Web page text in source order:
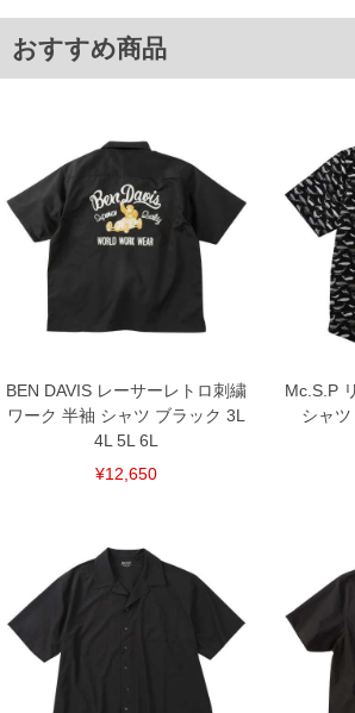
【UVケア】
■サイズ表
サイズ/バスト/総丈/裾周り/肩幅/袖丈
3L/130/78/130/58/24
4L/140/80/140/60/25
5L/150/82/150/62/26
6L/160/84/160/64/27
※【返品交換について】
返品交換希望の方は、商品到着後1週間以内にご連絡くだ
ご了承くださいませ。
※【ボトムの裾上げをご希望の場合】
裾上げ料金は500円+税となります。
備考欄に股下●cmとご記入下さい。（裾上げ無料対象商
上の品が対象。1本5,999円以下の商品は有料（500円+税
いている、極端なデザインが施されている等)
※商品によって若干のサイズの誤差がございます。また
ンピュータ画面）によって、商品の色味が若干異なる場
ください。
※当店での掲載商品は、実店鋪と在庫を共用しておりま
舗からのお取り寄せ等により、お客様にご迷惑をお掛
す。そのようなことがない様最大限に努めておりますが
連絡させて頂きますので予めご了承ください。
おすすめ商品
BEN DAVIS レーサーレトロ刺繍
ワーク 半袖 シャツ ブラック 3L
4L 5L 6L
¥12,650
Mc.S.P
シャ